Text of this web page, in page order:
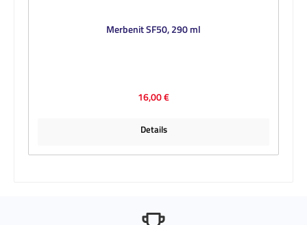
Merbenit SF50, 290 ml
Regulärer Preis:
16,00 €
Details